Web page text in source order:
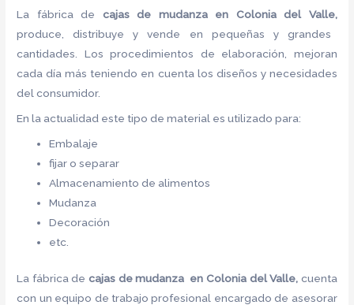
La fábrica de cajas de mudanza en Colonia del Valle,
produce, distribuye y vende en pequeñas y grandes
cantidades. Los procedimientos de elaboración, mejoran
cada día más teniendo en cuenta los diseños y necesidades
del consumidor.
En la actualidad este tipo de material es utilizado para:
Embalaje
fijar o separar
Almacenamiento de alimentos
Mudanza
Decoración
etc.
La fábrica de cajas de mudanza en Colonia del Valle, cuenta
con un equipo de trabajo profesional encargado de asesorar